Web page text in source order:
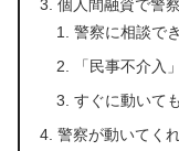
個人間融資で警
警察に相談で
「民事不介入
すぐに動いて
警察が動いてく